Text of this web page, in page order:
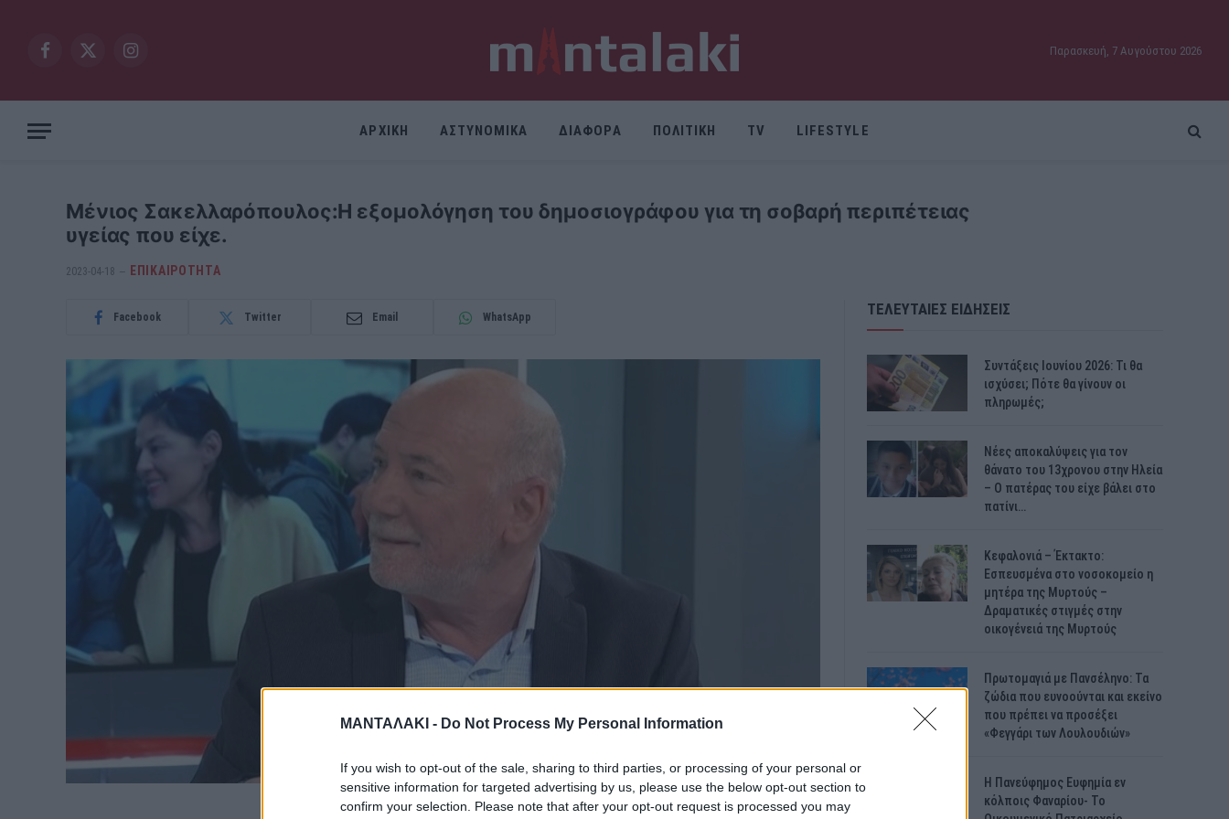
ΜΑΝΤΑΛΑΚΙ - Do Not Process My Personal Information
If you wish to opt-out of the sale, sharing to third parties, or processing of your personal or
sensitive information for targeted advertising by us, please use the below opt-out section to
confirm your selection. Please note that after your opt-out request is processed you may
Facebook
X
Instagram
Παρασκευή, 7 Αυγούστου 2026
ΑΡΧΙΚΗ ΑΣΤΥΝΟΜΙΚΑ ΔΙΑΦΟΡΑ ΠΟΛΙΤΙΚΗ TV LIFESTYLE
Μένιος Σακελλαρόπουλος:Η εξομολόγηση του δημοσιογράφου για τη σοβαρή περιπέτειας
υγείας που είχε.
2023-04-18 ΕΠΙΚΑΙΡΟΤΗΤΑ
Facebook Twitter Email WhatsApp ΤΕΛΕΥΤΑΙΕΣ ΕΙΔΗΣΕΙΣ
Συντάξεις Ιουνίου 2026: Τι θα
ισχύσει; Πότε θα γίνουν οι
πληρωμές;
Νέες αποκαλύψεις για τον
θάνατο του 13χρονου στην Ηλεία
– Ο πατέρας του είχε βάλει στο
πατίνι…
Κεφαλονιά – Έκτακτο:
Εσπευσμένα στο νοσοκομείο η
μητέρα της Μυρτούς –
Δραματικές στιγμές στην
οικογένειά της Μυρτούς
Πρωτομαγιά με Πανσέληνο: Τα
ζώδια που ευνοούνται και εκείνο
που πρέπει να προσέξει
«Φεγγάρι των Λουλουδιών»
H Πανεύφημος Ευφημία εν
κόλποις Φαναρίου- Το